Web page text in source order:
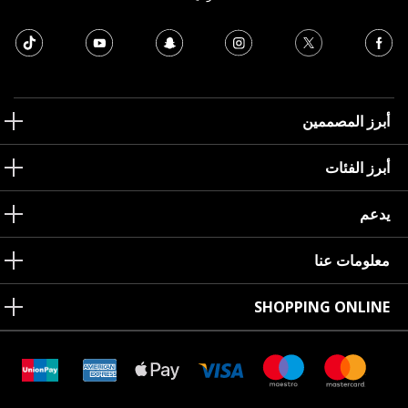
أبرز المصممين
أبرز الفئات
يدعم
معلومات عنا
SHOPPING ONLINE